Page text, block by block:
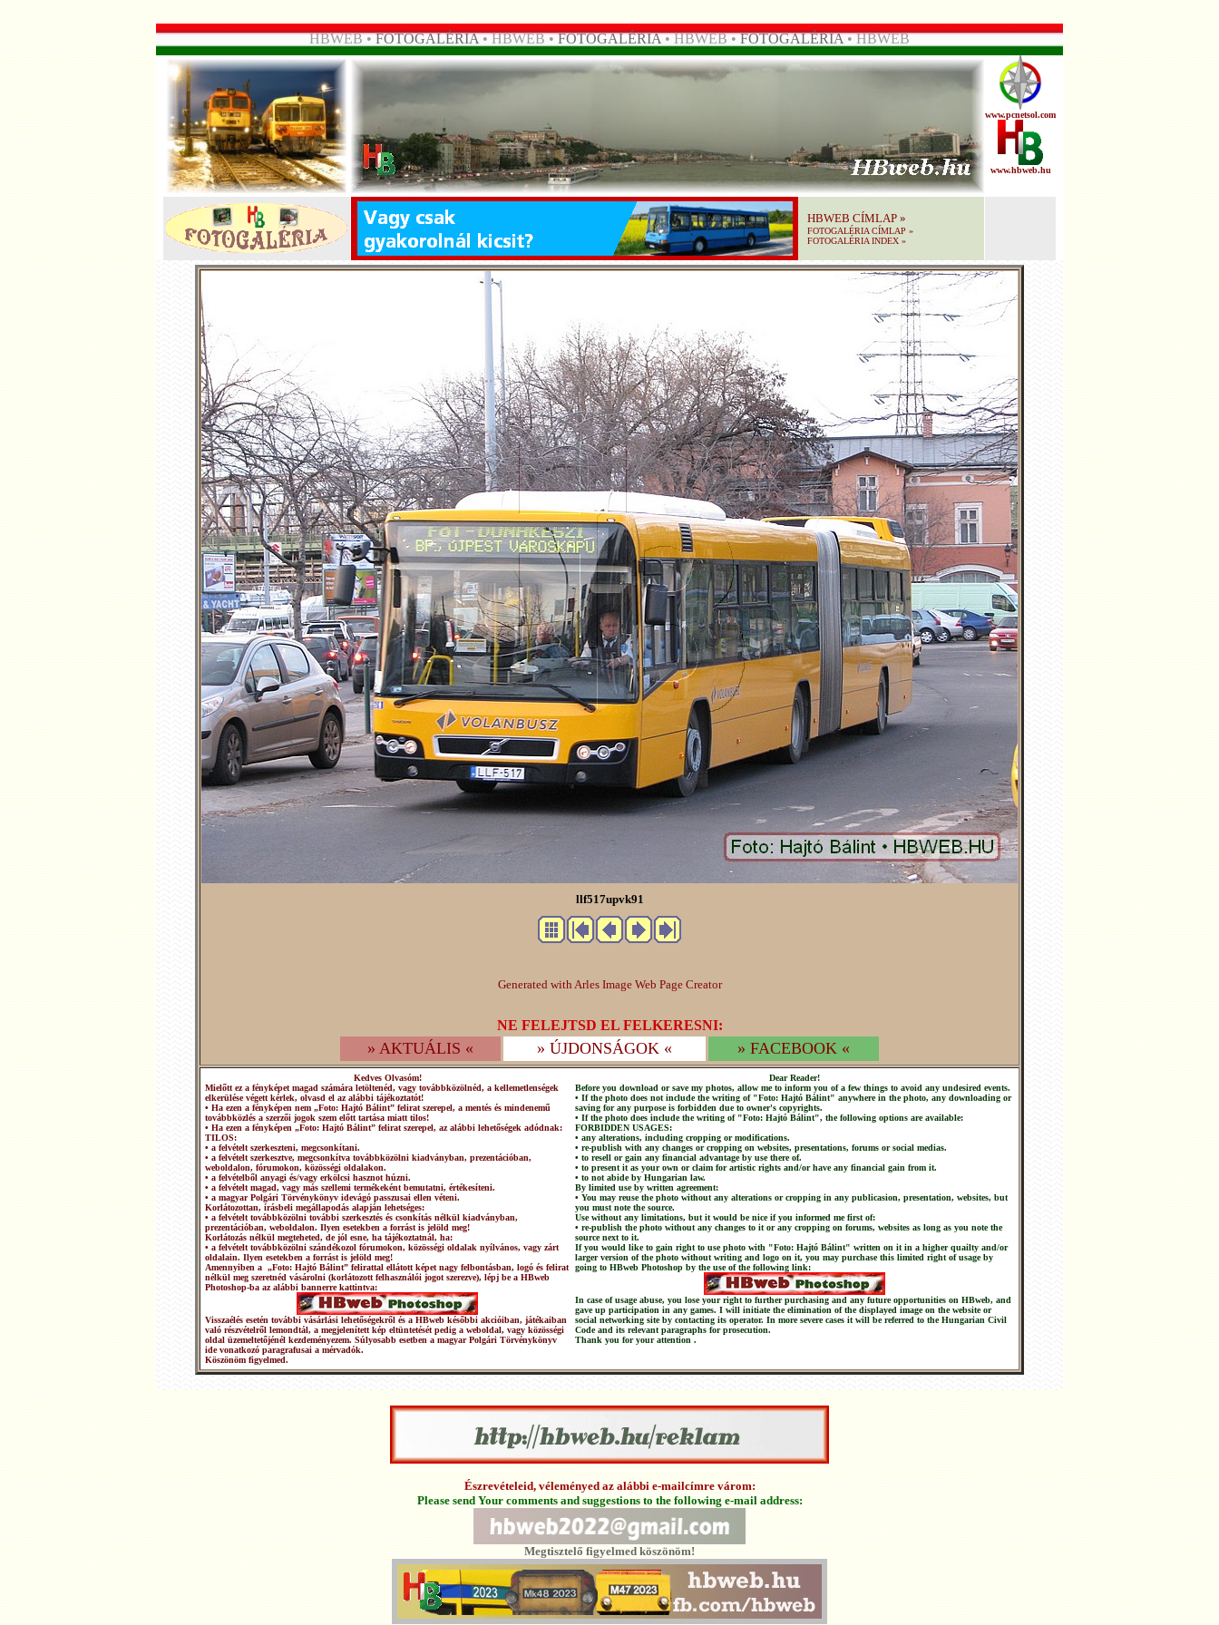
HBWEB •FOTOGALÉRIA• HBWEB •FOTOGALÉRIA• HBWEB •FOTOGALÉRIA• HBWEB
www.pcnetsol.com
www.hbweb.hu
HBWEB CÍMLAP »
FOTOGALÉRIA CÍMLAP »
FOTOGALÉRIA INDEX »
llf517upvk91
Generated with Arles Image Web Page Creator
NE FELEJTSD EL FELKERESNI:
» AKTUÁLIS « » ÚJDONSÁGOK « » FACEBOOK «
Kedves Olvasóm!
Mielőtt ez a fényképet magad számára letöltenéd, vagy továbbközölnéd, a kellemetlenségek
elkerülése végett kérlek, olvasd el az alábbi tájékoztatót!
• Ha ezen a fényképen nem „Foto: Hajtó Bálint” felirat szerepel, a mentés és mindenemű
továbbközlés a szerzői jogok szem előtt tartása miatt tilos!
• Ha ezen a fényképen „Foto: Hajtó Bálint” felirat szerepel, az alábbi lehetőségek adódnak:
TILOS:
• a felvételt szerkeszteni, megcsonkítani.
• a felvételt szerkesztve, megcsonkítva továbbközölni kiadványban, prezentációban,
weboldalon, fórumokon, közösségi oldalakon.
• a felvételből anyagi és/vagy erkölcsi hasznot húzni.
• a felvételt magad, vagy más szellemi termékeként bemutatni, értékesíteni.
• a magyar Polgári Törvénykönyv idevágó passzusai ellen véteni.
Korlátozottan, írásbeli megállapodás alapján lehetséges:
• a felvételt továbbközölni további szerkesztés és csonkítás nélkül kiadványban,
prezentációban, weboldalon. Ilyen esetekben a forrást is jelöld meg!
Korlátozás nélkül megteheted, de jól esne, ha tájékoztatnál, ha:
• a felvételt továbbközölni szándékozol fórumokon, közösségi oldalak nyílvános, vagy zárt
oldalain. Ilyen esetekben a forrást is jelöld meg!
Amennyiben a „Foto: Hajtó Bálint” felirattal ellátott képet nagy felbontásban, logó és felirat
nélkül meg szeretnéd vásárolni (korlátozott felhasználói jogot szerezve), lépj be a HBweb
Photoshop-ba az alábbi bannerre kattintva:
Visszaélés esetén további vásárlási lehetőségekről és a HBweb későbbi akcióiban, játékaiban
való részvételről lemondtál, a megjelenített kép eltüntetését pedig a weboldal, vagy közösségi
oldal üzemeltetőjénél kezdeményezem. Súlyosabb esetben a magyar Polgári Törvénykönyv
ide vonatkozó paragrafusai a mérvadók.
Köszönöm figyelmed.
Dear Reader!
Before you download or save my photos, allow me to inform you of a few things to avoid any undesired events.
• If the photo does not include the writing of "Foto: Hajtó Bálint" anywhere in the photo, any downloading or
saving for any purpose is forbidden due to owner's copyrights.
• If the photo does include the writing of "Foto: Hajtó Bálint", the following options are available:
FORBIDDEN USAGES:
• any alterations, including cropping or modifications.
• re-publish with any changes or cropping on websites, presentations, forums or social medias.
• to resell or gain any financial advantage by use there of.
• to present it as your own or claim for artistic rights and/or have any financial gain from it.
• to not abide by Hungarian law.
By limited use by written agreement:
• You may reuse the photo without any alterations or cropping in any publicasion, presentation, websites, but
you must note the source.
Use without any limitations, but it would be nice if you informed me first of:
• re-publish the photo without any changes to it or any cropping on forums, websites as long as you note the
source next to it.
If you would like to gain right to use photo with "Foto: Hajtó Bálint" written on it in a higher quailty and/or
larger version of the photo without writing and logo on it, you may purchase this limited right of usage by
going to HBweb Photoshop by the use of the following link:
In case of usage abuse, you lose your right to further purchasing and any future opportunities on HBweb, and
gave up participation in any games. I will initiate the elimination of the displayed image on the website or
social networking site by contacting its operator. In more severe cases it will be referred to the Hungarian Civil
Code and its relevant paragraphs for prosecution.
Thank you for your attention .
Észrevételeid, véleményed az alábbi e-mailcímre várom:
Please send Your comments and suggestions to the following e-mail address:
Megtisztelő figyelmed köszönöm!